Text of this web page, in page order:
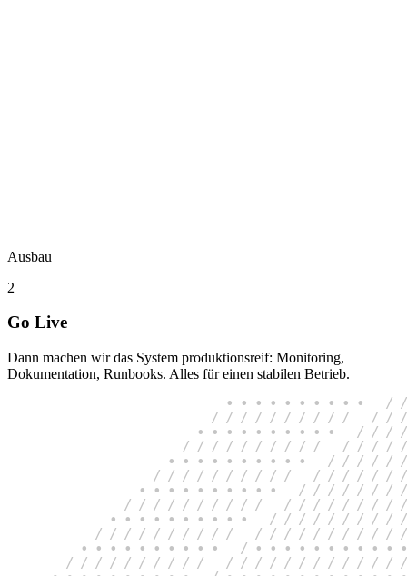
Ausbau
2
Go Live
Dann machen wir das System produktionsreif: Monitoring,
Dokumentation, Runbooks. Alles für einen stabilen Betrieb.